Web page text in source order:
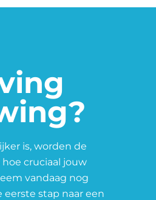
is, worden de
cruciaal jouw
vandaag nog
eerste stap naar een